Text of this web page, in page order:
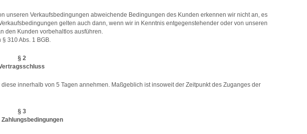
unseren Verkaufsbedingungen abweichende Bedingungen des Kunden erkennen wir nicht an, es
gelten auch dann, wenn wir in Kenntnis entgegenstehender oder von unseren
den Kunden vorbehaltlos ausführen.
310 Abs. 1 BGB.
§ 2
innerhalb von 5 Tagen annehmen. Maßgeblich ist insoweit der Zeitpunkt des Zuganges der
§ 3
Zahlungsbedingungen